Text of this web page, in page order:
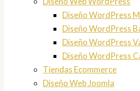
Diseño WordPress
Diseño WordPress
Diseño WordPress
Diseño WordPress
Tiendas Ecommerce
Diseño Web Joomla